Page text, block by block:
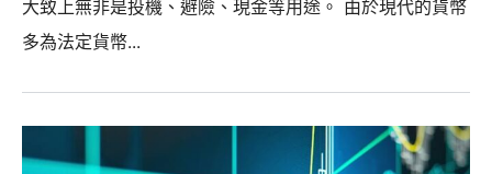
大致上無非是投機、避險、現金等用途。 由於現代的貨幣
多為法定貨幣...